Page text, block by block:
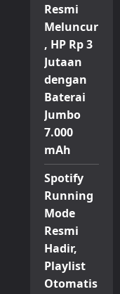
Resmi
Meluncur
, HP Rp 3
Jutaan
dengan
Baterai
Jumbo
7.000
mAh
Spotify
Running
Mode
Resmi
Hadir,
Playlist
Otomatis